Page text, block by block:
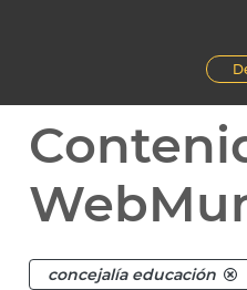
concejalía educación